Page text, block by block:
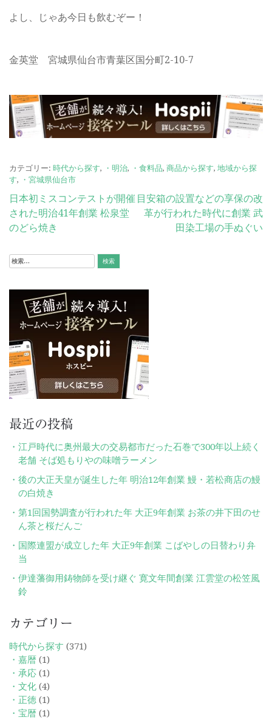
よし、じゃあ今日も飲むぞー！
金英堂 宮城県仙台市青葉区国分町2-10-7
カテゴリー: 時代から探す, ・明治, ・食料品, 商品から探す, 地域から探
す, ・宮城県仙台市
投
稿
ビ
ー
シ
ョ
ン
日本初ミスコンテストが開催
された明治41年創業 松泉堂
のどら焼き
目安箱の設置などの享保の改
革が行われた時代に創業 武
田染工場の手ぬぐい
検
最近の投稿
江戸時代に奥州最大の交易都市だった石巻で300年以上続く
老舗 そば処もりやの味噌ラーメン
後の大正天皇が誕生した年 明治12年創業 鰻・若松商店の鰻
の白焼き
第1回国勢調査が行われた年 大正9年創業 お茶の井下田のせ
ん茶と桜だんご
国際連盟が成立した年 大正9年創業 こばやしの日替わり弁
当
伊達藩御用鋳物師を受け継ぐ 寛文年間創業 江雲堂の松笠風
鈴
カテゴリー
時代から探す (371)
・嘉暦 (1)
・承応 (1)
・文化 (4)
・正徳 (1)
・宝暦 (1)